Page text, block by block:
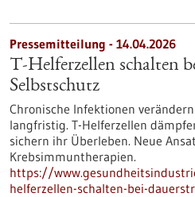
Pressemitteilung - 14.04.2026
T-Helferzellen schalten
Selbstschutz
Chronische Infektionen
langfristig. T-Helferzellen
sichern ihr Überleben. Neue
Krebsimmuntherapien.
https://
helferzellen-schalten-bei-